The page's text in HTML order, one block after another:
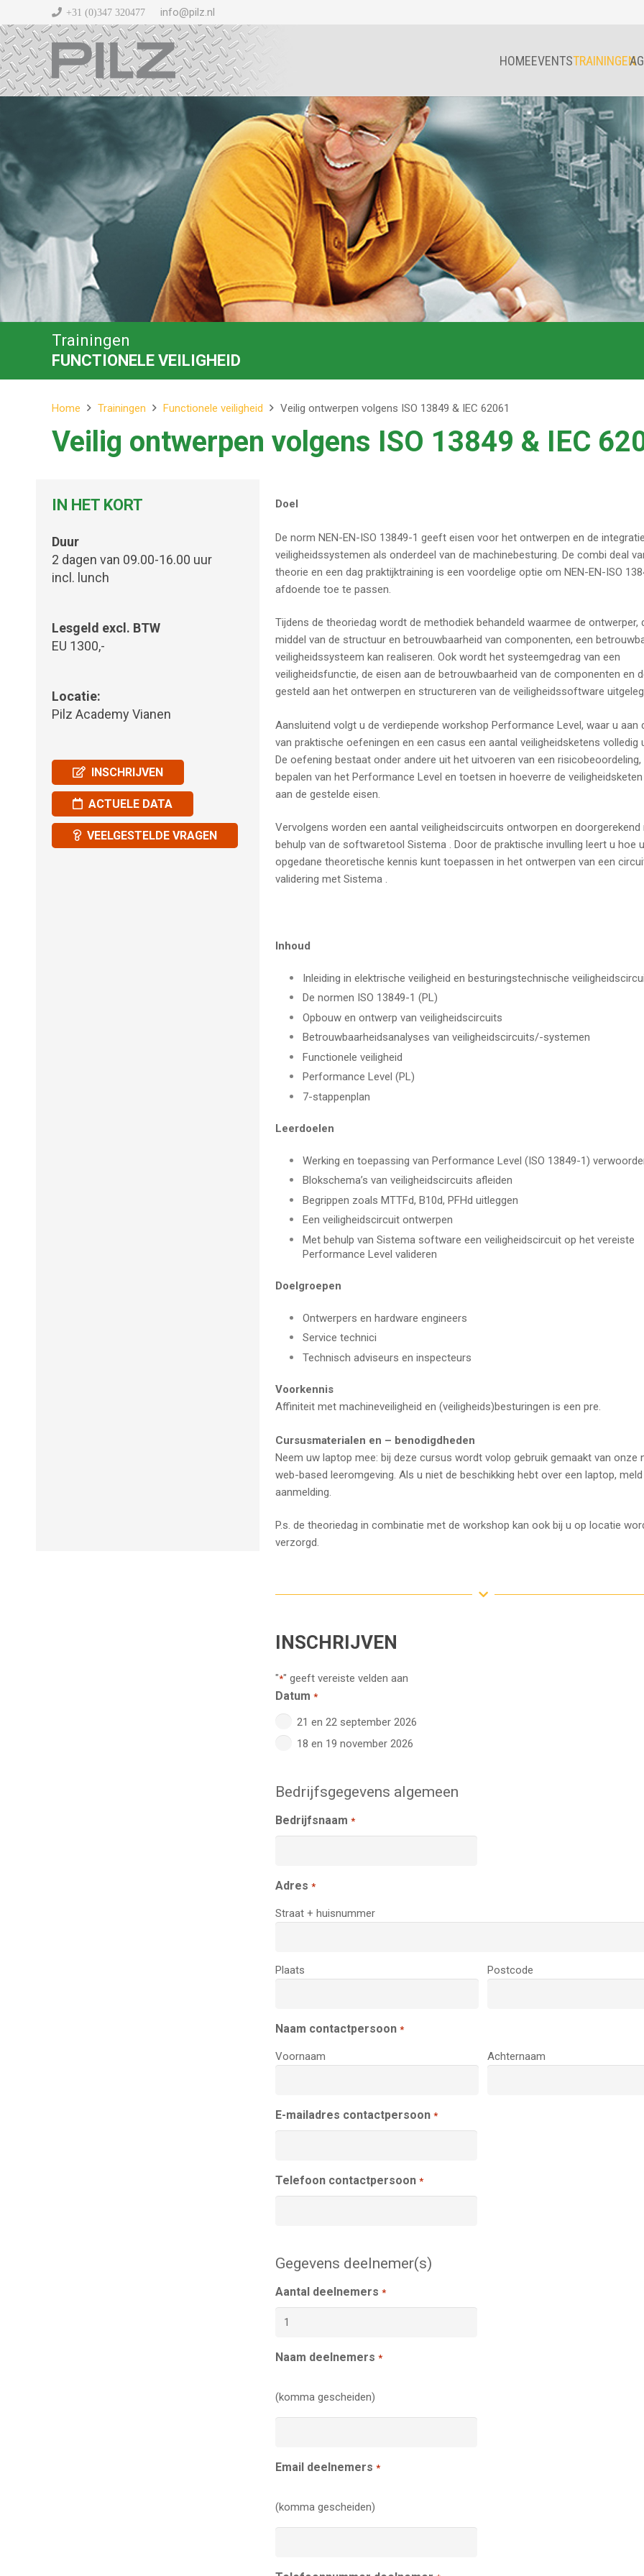
+31 (0)347 320477 info@pilz.nl
HOMEEVENTSTRAININGEN
Trainingen
FUNCTIONELE VEILIGHEID
Home Trainingen Functionele veiligheid Veilig ontwerpen volgens ISO 13849 & IEC 62061
Veilig ontwerpen volgens ISO 13849 & IEC
IN HET KORT
Duur
2 dagen van 09.00-16.00 uur
incl. lunch
Lesgeld excl. BTW
EU 1300,-
Locatie:
Pilz Academy Vianen
INSCHRIJVEN
ACTUELE DATA
VEELGESTELDE VRAGEN
Doel
De norm NEN-EN-ISO 13849-1 geeft eisen voor het ontwerpen en de
veiligheidssystemen als onderdeel van de machinebesturing. De combi deal
theorie en een dag praktijktraining is een voordelige optie om NEN-EN-ISO
afdoende toe te passen.
Tijdens de theoriedag wordt de methodiek behandeld waarmee de ontwerper,
middel van de structuur en betrouwbaarheid van componenten, een
veiligheidssysteem kan realiseren. Ook wordt het systeemgedrag van een
veiligheidsfunctie, de eisen aan de betrouwbaarheid van de componenten en
gesteld aan het ontwerpen en structureren van de veiligheidssoftware
Aansluitend volgt u de verdiepende workshop Performance Level, waar u aan
van praktische oefeningen en een casus een aantal veiligheidsketens volledig
De oefening bestaat onder andere uit het uitvoeren van een risicobeoordeling,
bepalen van het Performance Level en toetsen in hoeverre de
aan de gestelde eisen.
Vervolgens worden een aantal veiligheidscircuits ontworpen en doorgerekend
behulp van de softwaretool Sistema . Door de praktische invulling leert u hoe
opgedane theoretische kennis kunt toepassen in het ontwerpen van een
validering met Sistema .
Inhoud
Inleiding in elektrische veiligheid en besturingstechnische
De normen ISO 13849-1 (PL)
Opbouw en ontwerp van veiligheidscircuits
Betrouwbaarheidsanalyses van veiligheidscircuits/-systemen
Functionele veiligheid
Performance Level (PL)
7-stappenplan
Leerdoelen
Werking en toepassing van Performance Level (ISO 13849-1)
Blokschema’s van veiligheidscircuits afleiden
Begrippen zoals MTTFd, B10d, PFHd uitleggen
Een veiligheidscircuit ontwerpen
Met behulp van Sistema software een veiligheidscircuit op het vereiste
Performance Level valideren
Doelgroepen
Ontwerpers en hardware engineers
Service technici
Technisch adviseurs en inspecteurs
Voorkennis
Affiniteit met machineveiligheid en (veiligheids)besturingen is een pre.
Cursusmaterialen en – benodigdheden
Neem uw laptop mee: bij deze cursus wordt volop gebruik gemaakt van onze
web-based leeromgeving. Als u niet de beschikking hebt over een laptop,
aanmelding.
P.s. de theoriedag in combinatie met de workshop kan ook bij u op locatie
verzorgd.
INSCHRIJVEN
"*" geeft vereiste velden aan
Datum *
21 en 22 september 2026
18 en 19 november 2026
Bedrijfsgegevens algemeen
Bedrijfsnaam *
Adres *
Straat + huisnummer
Plaats Postcode
Naam contactpersoon *
Voornaam Achternaam
E-mailadres contactpersoon *
Telefoon contactpersoon *
Gegevens deelnemer(s)
Aantal deelnemers *
Naam deelnemers *
(komma gescheiden)
Email deelnemers *
(komma gescheiden)